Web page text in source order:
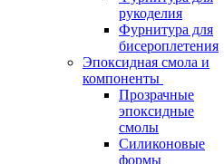
рукоделия
Фурнитура для
бисероплетения
Эпоксидная смола и
компоненты
Прозрачные
эпоксидные
смолы
Силиконовые
формы